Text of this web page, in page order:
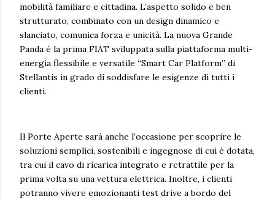
mobilità familiare e cittadina. L’aspetto solido e ben
strutturato, combinato con un design dinamico e
slanciato, comunica forza e unicità. La nuova Grande
Panda è la prima FIAT sviluppata sulla piattaforma multi-
energia flessibile e versatile “Smart Car Platform” di
Stellantis in grado di soddisfare le esigenze di tutti i
clienti.
Il Porte Aperte sarà anche l’occasione per scoprire le
soluzioni semplici, sostenibili e ingegnose di cui è dotata,
tra cui il cavo di ricarica integrato e retrattile per la
prima volta su una vettura elettrica. Inoltre, i clienti
potranno vivere emozionanti test drive a bordo del